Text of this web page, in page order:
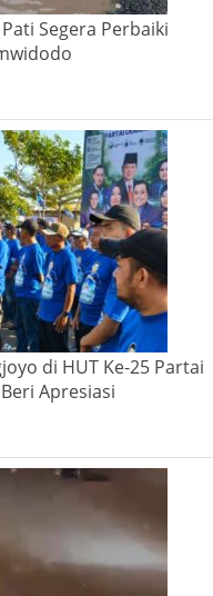
Segera Perbaiki
di HUT Ke-25 Partai
Apresiasi